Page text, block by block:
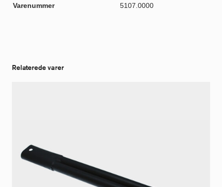
Varenummer 5107.0000
Relaterede varer